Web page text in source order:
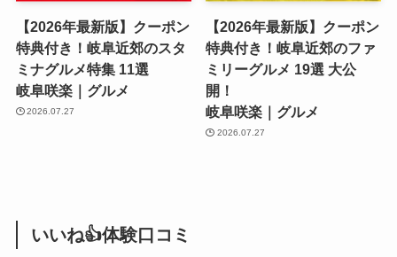
【2026年最新版】クーポン
特典付き！岐阜近郊のスタ
ミナグルメ特集 11選
岐阜咲楽｜グルメ
2026.07.27
【2026年最新版】クーポン
特典付き！岐阜近郊のファ
ミリーグルメ 19選 大公
開！
岐阜咲楽｜グルメ
2026.07.27
いいね👍体験口コミ